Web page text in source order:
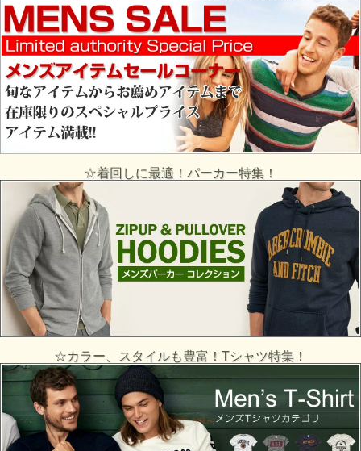
☆着回しに最適！パーカー特集！
☆カラー、スタイルも豊富！Tシャツ特集！